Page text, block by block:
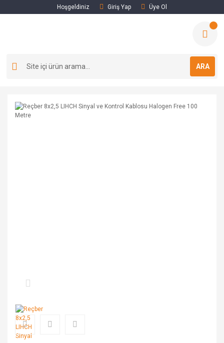
Hoşgeldiniz Giriş Yap Üye Ol
ARA